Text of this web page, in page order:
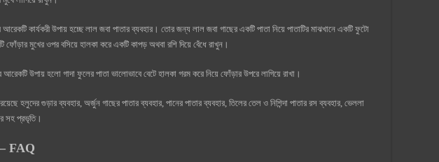
কার্যকরী উপায় হচ্ছে লাল জবা পাতার ব্যবহার। তোর জন্য লাল জবা গাছের একটি পাতা নিয়ে পাতাটির মাঝখানে একটি ফুটো
ফোঁড়ার মুখের ওপর বসিয়ে হালকা করে একটি কাপড় অথবা রশি দিয়ে বেঁধে রাখুন।
উপায় হলো গাদা ফুলের পাতা ভালোভাবে বেটে হালকা গরম করে নিয়ে ফোঁড়ার উপরে লাগিয়ে রাখা।
হলুদের গুড়ার ব্যবহার, অর্জুন গাছের পাতার ব্যবহার, পানের পাতার ব্যবহার, তিলের তেল ও নিশিন্দা পাতার রস ব্যবহার, ভেললা
সহ প্রভৃতি।
– FAQ